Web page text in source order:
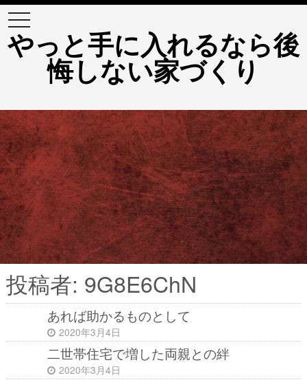
やっと手に入れるなら後
悔しない家づくり
t
o
g
g
l
i
g
a
t
i
o
n
投稿者: 9G8E6ChN
あれば助かるものとして
2020年3月4日
二世帯住宅で増した両親との絆
2020年3月4日